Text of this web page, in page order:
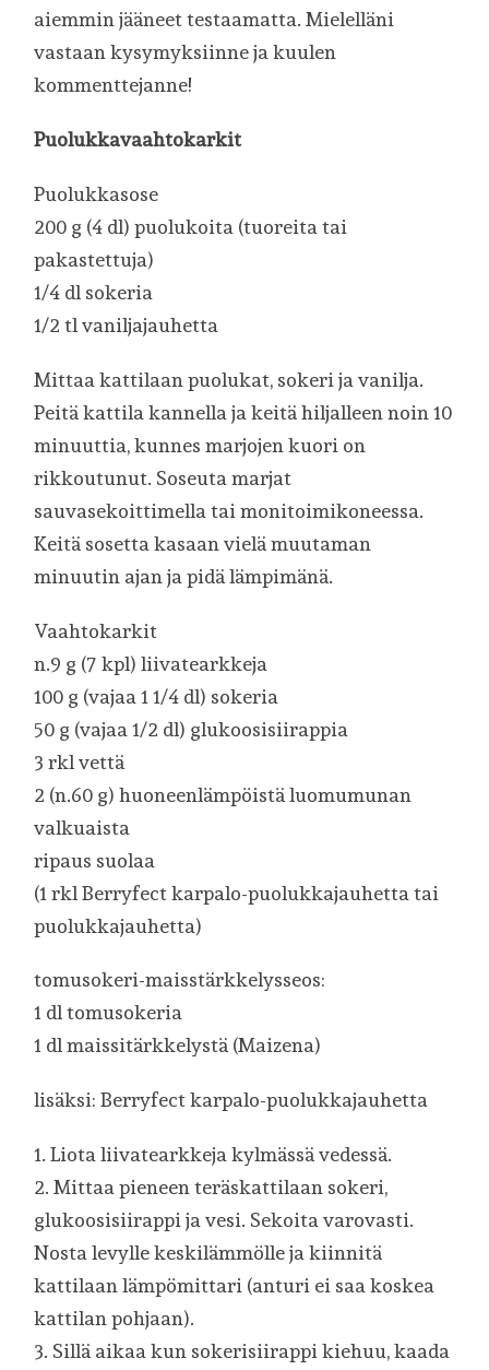
aiemmin jääneet testaamatta. Mielelläni
vastaan kysymyksiinne ja kuulen
kommenttejanne!
Puolukkavaahtokarkit
Puolukkasose
200 g (4 dl) puolukoita (tuoreita tai
pakastettuja)
1/4 dl sokeria
1/2 tl vaniljajauhetta
Mittaa kattilaan puolukat, sokeri ja vanilja.
Peitä kattila kannella ja keitä hiljalleen noin 10
minuuttia, kunnes marjojen kuori on
rikkoutunut. Soseuta marjat
sauvasekoittimella tai monitoimikoneessa.
Keitä sosetta kasaan vielä muutaman
minuutin ajan ja pidä lämpimänä.
Vaahtokarkit
n.9 g (7 kpl) liivatearkkeja
100 g (vajaa 1 1/4 dl) sokeria
50 g (vajaa 1/2 dl) glukoosisiirappia
3 rkl vettä
2 (n.60 g) huoneenlämpöistä luomumunan
valkuaista
ripaus suolaa
(1 rkl Berryfect karpalo-puolukkajauhetta tai
puolukkajauhetta)
tomusokeri-maisstärkkelysseos:
1 dl tomusokeria
1 dl maissitärkkelystä (Maizena)
lisäksi: Berryfect karpalo-puolukkajauhetta
1. Liota liivatearkkeja kylmässä vedessä.
2. Mittaa pieneen teräskattilaan sokeri,
glukoosisiirappi ja vesi. Sekoita varovasti.
Nosta levylle keskilämmölle ja kiinnitä
kattilaan lämpömittari (anturi ei saa koskea
kattilan pohjaan).
3. Sillä aikaa kun sokerisiirappi kiehuu, kaada